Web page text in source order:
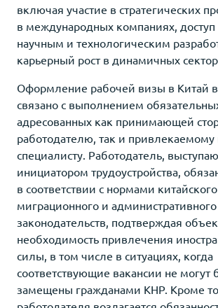
включая участие в стратегических
в международных компаниях,
научным и технологическим
карьерный рост в динамичных
Оформление рабочей визы в Китай
связано с выполнением
адресованных как принимающей
работодателю, так и привлекаемому
специалисту. Работодатель,
инициатором трудоустройства,
в соответствии с нормами
миграционного и административного
законодательств, подтверждая
необходимость привлечения
силы, в том числе в ситуациях, когда
соответствующие вакансии не могут
замещены гражданами КНР. Кроме